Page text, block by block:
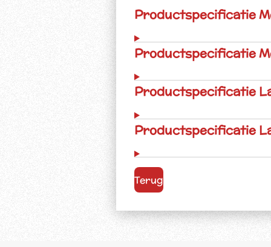
Productspecificatie
Productspecificatie
Productspecificatie
Productspecificatie
Terug